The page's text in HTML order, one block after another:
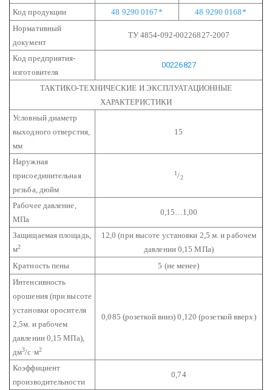
Код продукции 48 9290 0167*
48 9290 0168*
Нормативный
документ
ТУ 4854-092-00226827-2007
Код предприятия-
изготовителя
00226827
ТАКТИКО-ТЕХНИЧЕСКИЕ И ЭКСПЛУАТАЦИОННЫЕ
ХАРАКТЕРИСТИКИ
Условный диаметр
выходного отверстия,
мм
15
Наружная
присоединительная
резьба, дюйм
1 /2
Рабочее давление,
МПа
0,15…1,00
Защищаемая площадь,
м2
12,0(при высоте установки 2,5 м. и рабочем
давлении 0,15 МПа)
Кратность пены
5 (не менее)
Интенсивность
орошения (при высоте
установки оросителя
2,5м. и рабочем
давлении 0,15 МПа),
дм3/с·м2
0,085 (розеткой вниз) 0,120 (розеткой вверх)
Коэффициент
производительности
0,74